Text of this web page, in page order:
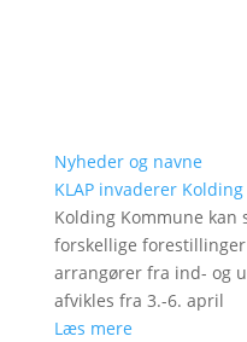
Nyheder og navne
KLAP invaderer Kolding
Kolding Kommune kan
forskellige
arrangører fra ind- og
afvikles fra 3.-6. april
Læs mere